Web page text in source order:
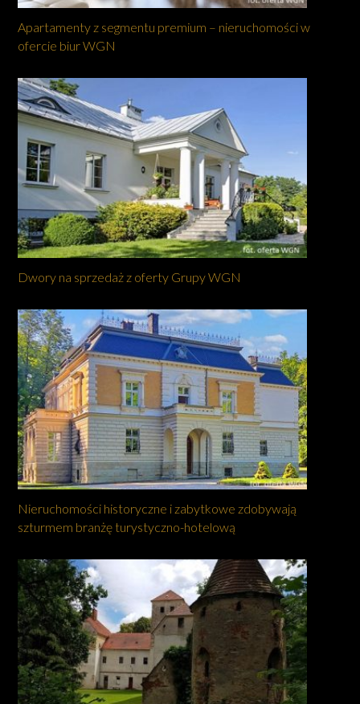
Apartamenty z segmentu premium – nieruchomości w
ofercie biur WGN
Dwory na sprzedaż z oferty Grupy WGN
Nieruchomości historyczne i zabytkowe zdobywają
szturmem branżę turystyczno-hotelową